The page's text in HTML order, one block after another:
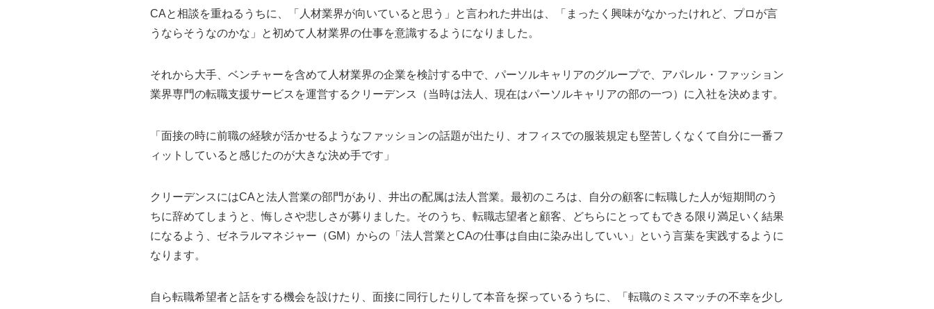
CAと相談を重ねるうちに、「人材業界が向いていると思う」と言われた井出は、「まったく興味がなかったけれど、プロが言
うならそうなのかな」と初めて人材業界の仕事を意識するようになりました。
それから大手、ベンチャーを含めて人材業界の企業を検討する中で、パーソルキャリアのグループで、アパレル・ファッション
業界専門の転職支援サービスを運営するクリーデンス（当時は法人、現在はパーソルキャリアの部の一つ）に入社を決めます。
「面接の時に前職の経験が活かせるようなファッションの話題が出たり、オフィスでの服装規定も堅苦しくなくて自分に一番フ
ィットしていると感じたのが大きな決め手です」
クリーデンスにはCAと法人営業の部門があり、井出の配属は法人営業。最初のころは、自分の顧客に転職した人が短期間のう
ちに辞めてしまうと、悔しさや悲しさが募りました。そのうち、転職志望者と顧客、どちらにとってもできる限り満足いく結果
になるよう、ゼネラルマネジャー（GM）からの「法人営業とCAの仕事は自由に染み出していい」という言葉を実践するように
なります。
自ら転職希望者と話をする機会を設けたり、面接に同行したりして本音を探っているうちに、「転職のミスマッチの不幸を少し